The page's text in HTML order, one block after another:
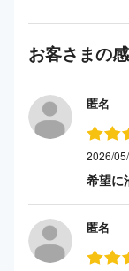
お客さまの
匿名
2026/
希望に
匿名